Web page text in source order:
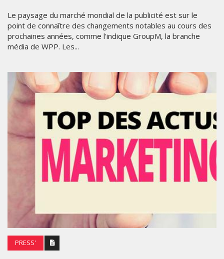
Le paysage du marché mondial de la publicité est sur le
point de connaître des changements notables au cours des
prochaines années, comme l'indique GroupM, la branche
média de WPP. Les...
PRESS'